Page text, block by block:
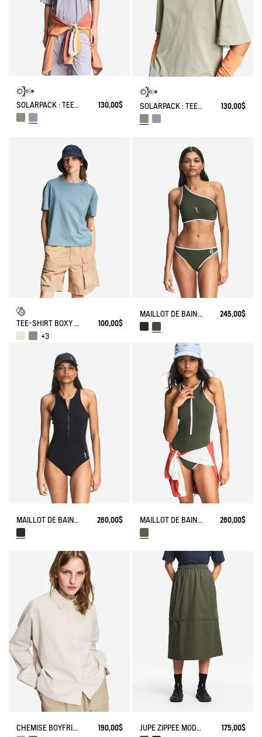
SOLARPACK : TEE-SHIRT UV-C® DRY FAST TEXTILE® COOLTOUCH® 130,00$ SOLARPACK : TEE-SHIRT UV-C® DRY FAST TEXTILE® COOLTOUCH® 130,00$
TEE-SHIRT BOXY COURT DFT®
100,00$
+3
MAILLOT DE BAIN DEUX PIÈCES - AIGLE X CHLORE 245,00$
MAILLOT DE BAIN UNE PIÈCE - AIGLE X CHLORE 260,00$ MAILLOT DE BAIN UNE PIÈCE - AIGLE X CHLORE​ 260,00$
CHEMISE BOYFRIEND ANTI-UV DRY FAST TEXTILE®
190,00$
JUPE ZIPPÉE MODULABLE 2 EN 1 DRY FAST TEXTILE® 175,00$